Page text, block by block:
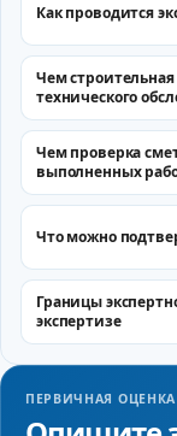
Как проводится
Чем строительная
технического
Чем проверка
выполненных
Что можно
Границы
экспертизе
ПЕРВИЧНАЯ ОЦЕНКА